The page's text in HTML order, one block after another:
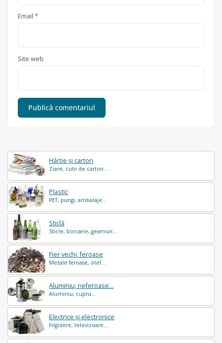
Hârtie și carton
Ziare, cutii de carton...
Plastic
PET, pungi, ambalaje...
Sticlă
Sticle, borcane, geamuri...
Fier vechi, feroase
Metale feroase, otel...
Aluminiu, neferoase...
Aluminiu, cupru...
Electrice și electronice
Frigidere, televizoare...
Email *
Site web